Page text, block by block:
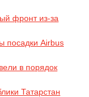
фронт из-за
посадки Airbus
в порядок
Татарстан